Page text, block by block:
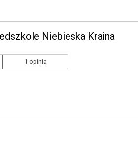
Niebieska Kraina
1 opinia